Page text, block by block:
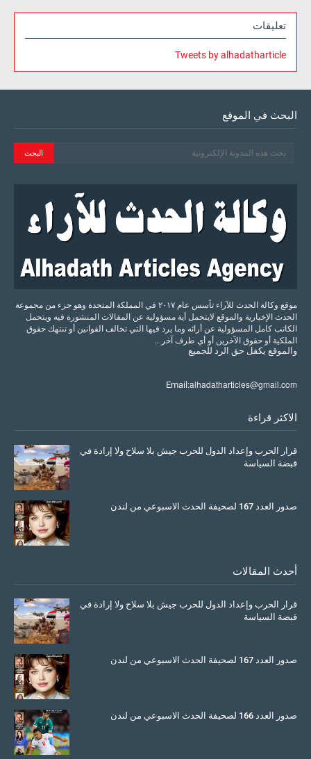
تعليقات
Tweets by alhadatharticle
البحث في الموقع
موقع وكالة الحدث للآراء تأسس عام ٢٠١٧ في المملكة المتحدة وهو جزء من مجموعة
الحدث الإخبارية والموقع لايتحمل أية مسؤولية عن المقالات المنشورة فيه ويتحمل
الكاتب كامل المسؤولية عن أرائه وما يرد فيها التي تخالف القوانين أو تنتهك حقوق
الملكية أو حقوق الآخرين أو أي طرف آخر ..
والموقع يكفل حق الرد للجميع
Email:alhadatharticles@gmail.com
الاكثر قراءة
قرار الحرب وإعداد الدول للحرب جيش بلا سلاح ولا إرادة في
قبضة السياسة
صدور العدد 167 لصحيفة الحدث الاسبوعي من لندن
أحدث المقالات
قرار الحرب وإعداد الدول للحرب جيش بلا سلاح ولا إرادة في
قبضة السياسة
صدور العدد 167 لصحيفة الحدث الاسبوعي من لندن
صدور العدد 166 لصحيفة الحدث الاسبوعي من لندن